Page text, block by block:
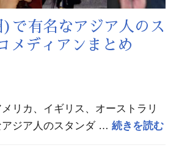
で有名なアジア人のス
メディアンまとめ
リカ、イギリス、オーストラリ
アジア人のスタンダ …続きを読む海